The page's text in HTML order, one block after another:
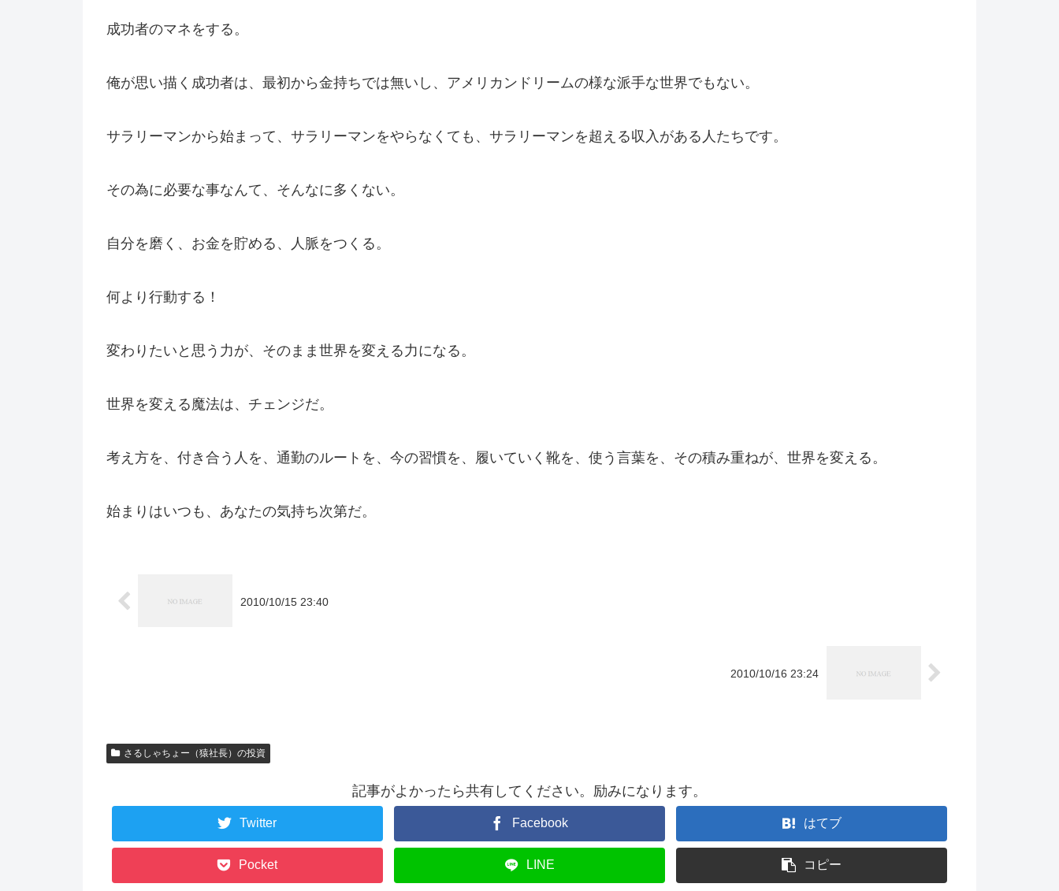
成功者のマネをする。
俺が思い描く成功者は、最初から金持ちでは無いし、アメリカンドリームの様な派手な世界でもない。
サラリーマンから始まって、サラリーマンをやらなくても、サラリーマンを超える収入がある人たちです。
その為に必要な事なんて、そんなに多くない。
自分を磨く、お金を貯める、人脈をつくる。
何より行動する！
変わりたいと思う力が、そのまま世界を変える力になる。
世界を変える魔法は、チェンジだ。
考え方を、付き合う人を、通勤のルートを、今の習慣を、履いていく靴を、使う言葉を、その積み重ねが、世界を変える。
始まりはいつも、あなたの気持ち次第だ。
2010/10/15 23:40
2010/10/16 23:24
さるしゃちょー（猿社長）の投資
記事がよかったら共有してください。励みになります。
Twitter Facebook はてブ
Pocket LINE コピー